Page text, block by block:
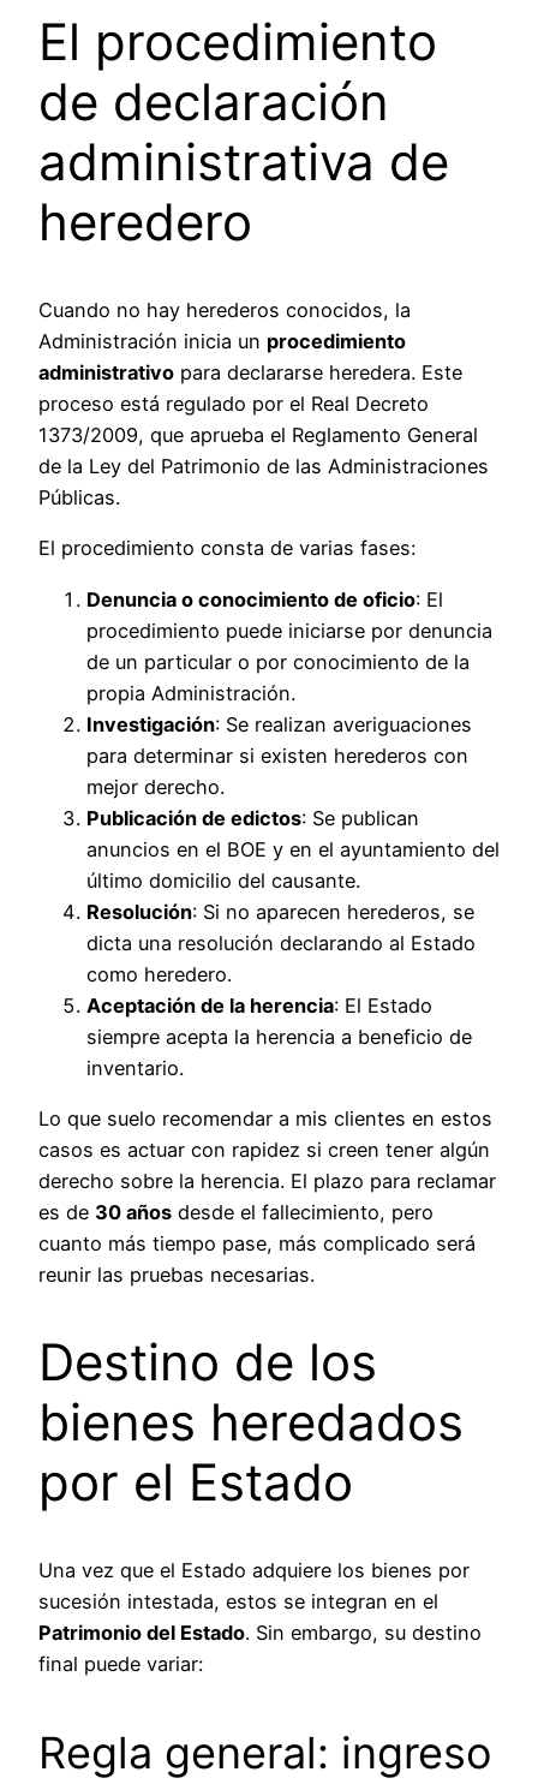
El procedimiento
de declaración
administrativa de
heredero
Cuando no hay herederos conocidos, la
Administración inicia un procedimiento
administrativo para declararse heredera. Este
proceso está regulado por el Real Decreto
1373/2009, que aprueba el Reglamento General
de la Ley del Patrimonio de las Administraciones
Públicas.
El procedimiento consta de varias fases:
Denuncia o conocimiento de oficio: El
procedimiento puede iniciarse por denuncia
de un particular o por conocimiento de la
propia Administración.
Investigación: Se realizan averiguaciones
para determinar si existen herederos con
mejor derecho.
Publicación de edictos: Se publican
anuncios en el BOE y en el ayuntamiento del
último domicilio del causante.
Resolución: Si no aparecen herederos, se
dicta una resolución declarando al Estado
como heredero.
Aceptación de la herencia: El Estado
siempre acepta la herencia a beneficio de
inventario.
Lo que suelo recomendar a mis clientes en estos
casos es actuar con rapidez si creen tener algún
derecho sobre la herencia. El plazo para reclamar
es de 30 años desde el fallecimiento, pero
cuanto más tiempo pase, más complicado será
reunir las pruebas necesarias.
Destino de los
bienes heredados
por el Estado
Una vez que el Estado adquiere los bienes por
sucesión intestada, estos se integran en el
Patrimonio del Estado. Sin embargo, su destino
final puede variar:
Regla general: ingreso